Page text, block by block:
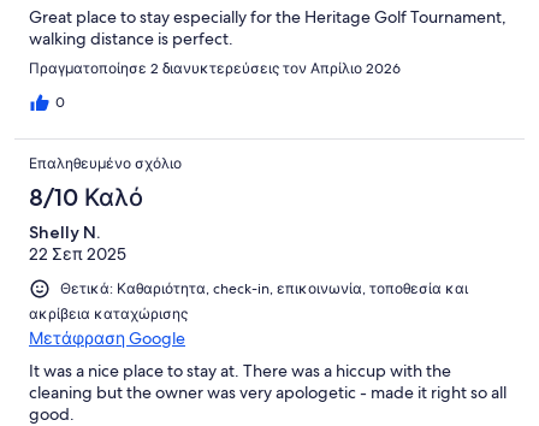
Great place to stay especially for the Heritage Golf Tournament,
walking distance is perfect.
Πραγματοποίησε 2 διανυκτερεύσεις τον Απρίλιο 2026
0
Επαληθευμένο σχόλιο
8/10 Καλό
Shelly N.
22 Σεπ 2025
Θετικά: Καθαριότητα, check-in, επικοινωνία, τοποθεσία και
ακρίβεια καταχώρισης
Μετάφραση Google
It was a nice place to stay at. There was a hiccup with the
cleaning but the owner was very apologetic - made it right so all
good.